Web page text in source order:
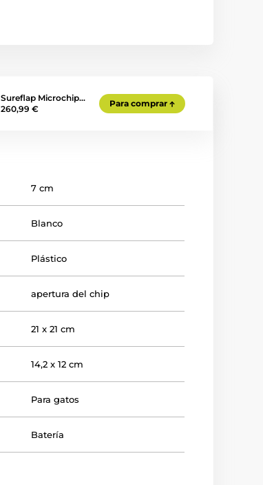
Sureflap Microchip…
260,99 €
Para comprar
7 cm
Blanco
Plástico
apertura del chip
21 x 21 cm
14,2 x 12 cm
Para gatos
Batería